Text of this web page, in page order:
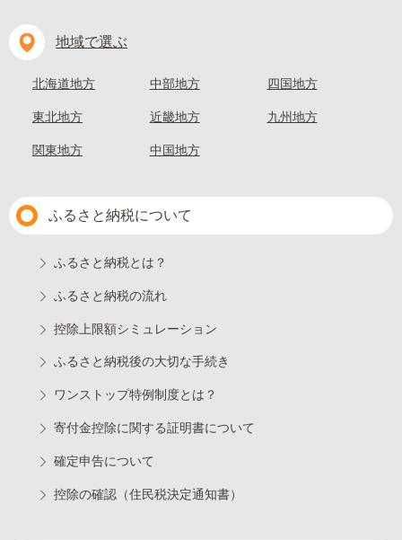
地域で選ぶ
北海道地方
東北地方
関東地方
中部地方
近畿地方
中国地方
四国地方
九州地方
ふるさと納税について
ふるさと納税とは？
ふるさと納税の流れ
控除上限額シミュレーション
ふるさと納税後の大切な手続き
ワンストップ特例制度とは？
寄付金控除に関する証明書について
確定申告について
控除の確認（住民税決定通知書）